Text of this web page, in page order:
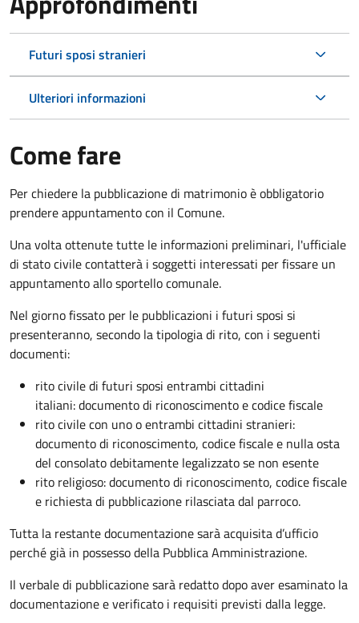
Futuri sposi stranieri
Ulteriori informazioni
Come fare
Per chiedere la pubblicazione di matrimonio è obbligatorio
prendere appuntamento con il Comune.
Una volta ottenute tutte le informazioni preliminari, l'ufficiale
di stato civile contatterà i soggetti interessati per fissare un
appuntamento allo sportello comunale.
Nel giorno fissato per le pubblicazioni i futuri sposi si
presenteranno, secondo la tipologia di rito, con i seguenti
documenti:
rito civile di futuri sposi entrambi cittadini
italiani: documento di riconoscimento e codice fiscale
rito civile con uno o entrambi cittadini stranieri:
documento di riconoscimento, codice fiscale e nulla osta
del consolato debitamente legalizzato se non esente
rito religioso: documento di riconoscimento, codice fiscale
e richiesta di pubblicazione rilasciata dal parroco.
Tutta la restante documentazione sarà acquisita d’ufficio
perché già in possesso della Pubblica Amministrazione.
Il verbale di pubblicazione sarà redatto dopo aver esaminato la
documentazione e verificato i requisiti previsti dalla legge.